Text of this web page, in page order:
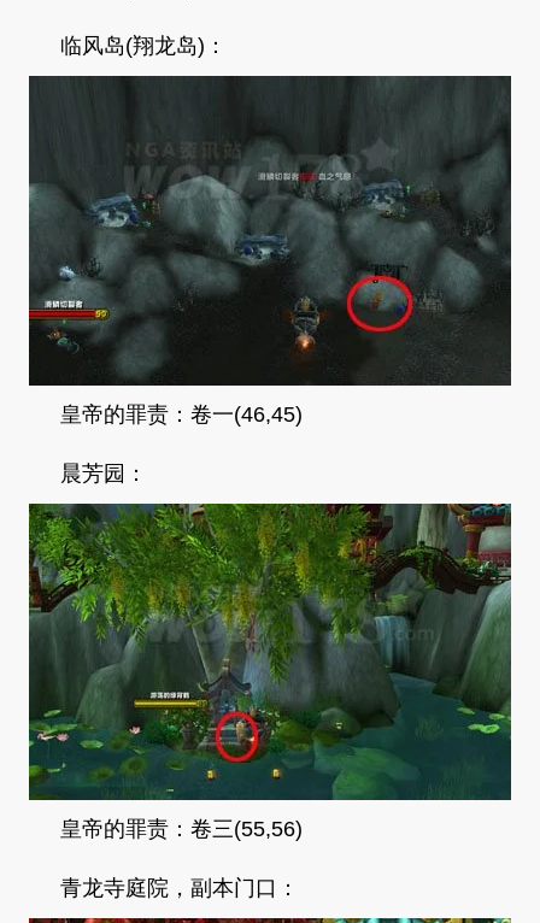
临风岛(翔龙岛)：
皇帝的罪责：卷一(46,45)
晨芳园：
皇帝的罪责：卷三(55,56)
青龙寺庭院，副本门口：